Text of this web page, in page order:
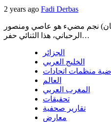
2 years ago Fadi Derbas
نجم مضيء هو عاصي ومنصور
الرحباني، هذا الثنائي حفر…
الجزائر
الخليج العربي
منظمات اتحادات
العالم
المغرب العربي
تحقيقات
تقارير صحفية
معارض